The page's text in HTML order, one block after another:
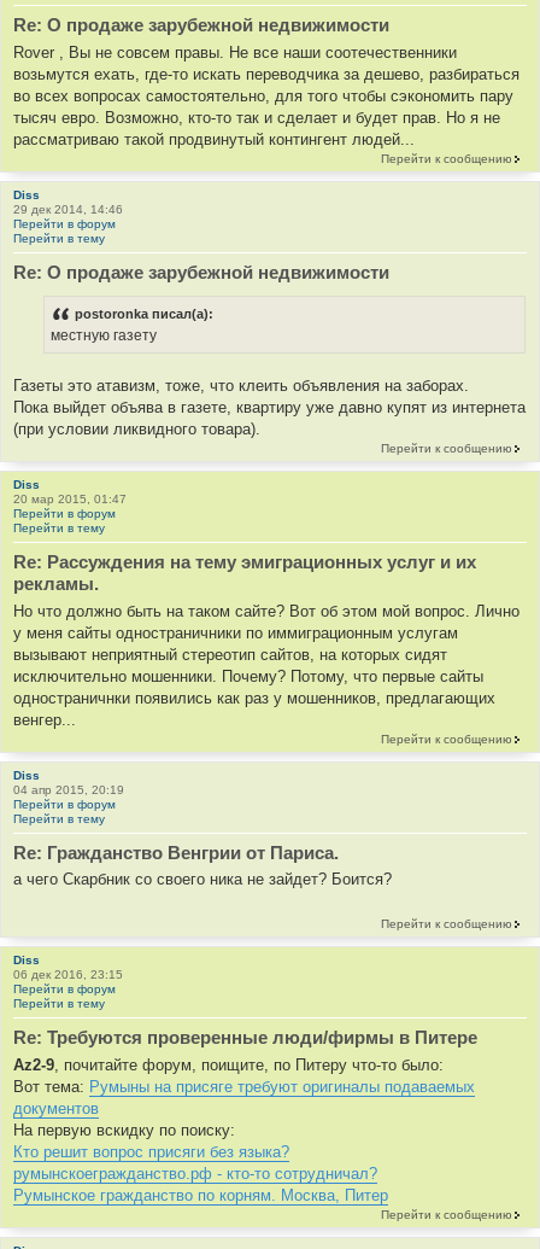
Re: О продаже зарубежной недвижимости
Rover , Вы не совсем правы. Не все наши соотечественники
возьмутся ехать, где-то искать переводчика за дешево, разбираться
во всех вопросах самостоятельно, для того чтобы сэкономить пару
тысяч евро. Возможно, кто-то так и сделает и будет прав. Но я не
рассматриваю такой продвинутый контингент людей...
Перейти к сообщению
Diss
29 дек 2014, 14:46
Перейти в форум
Перейти в тему
Re: О продаже зарубежной недвижимости
postoronka писал(а):
местную газету
Газеты это атавизм, тоже, что клеить объявления на заборах.
Пока выйдет объява в газете, квартиру уже давно купят из интернета
(при условии ликвидного товара).
Перейти к сообщению
Diss
20 мар 2015, 01:47
Перейти в форум
Перейти в тему
Re: Рассуждения на тему эмиграционных услуг и их
рекламы.
Но что должно быть на таком сайте? Вот об этом мой вопрос. Лично
у меня сайты одностраничники по иммиграционным услугам
вызывают неприятный стереотип сайтов, на которых сидят
исключительно мошенники. Почему? Потому, что первые сайты
одностраничнки появились как раз у мошенников, предлагающих
венгер...
Перейти к сообщению
Diss
04 апр 2015, 20:19
Перейти в форум
Перейти в тему
Re: Гражданство Венгрии от Париса.
а чего Скарбник со своего ника не зайдет? Боится?
Перейти к сообщению
Diss
06 дек 2016, 23:15
Перейти в форум
Перейти в тему
Re: Требуются проверенные люди/фирмы в Питере
Az2-9 , почитайте форум, поищите, по Питеру что-то было:
Вот тема: Румыны на присяге требуют оригиналы подаваемых
документов
На первую вскидку по поиску:
Кто решит вопрос присяги без языка?
румынскоегражданство.рф - кто-то сотрудничал?
Румынское гражданство по корням. Москва, Питер
Перейти к сообщению